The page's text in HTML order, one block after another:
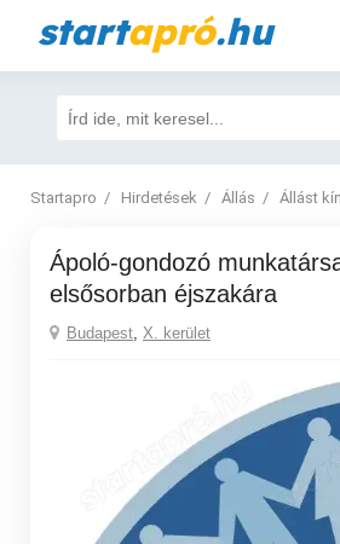
startapró.hu
Startapro Hirdetések Állás Állást
ápoló-gondozó munkatársat keresünk
elsősorban éjszakára
Budapest, X. kerület